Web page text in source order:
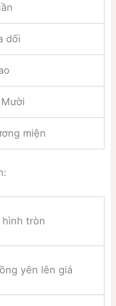
dối
miện
hình tròn
yên lên giá